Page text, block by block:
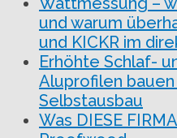
und warum
und KICKR im
Erhöhte Schlaf-
Aluprofilen bauen
Selbstausbau
Was DIESE